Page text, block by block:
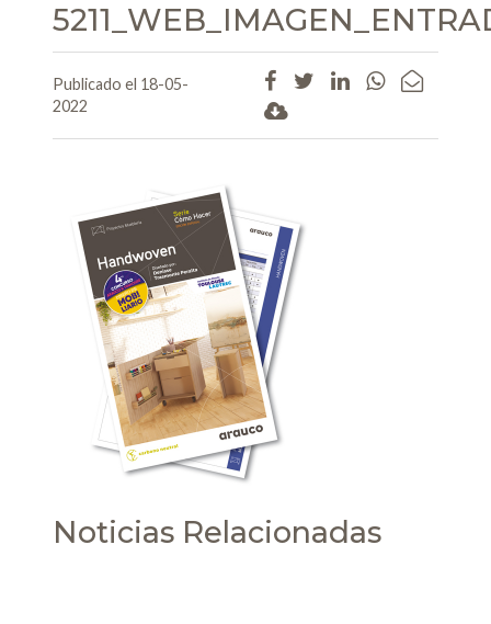
Publicado el 18-05-
2022
Noticias Relacionadas